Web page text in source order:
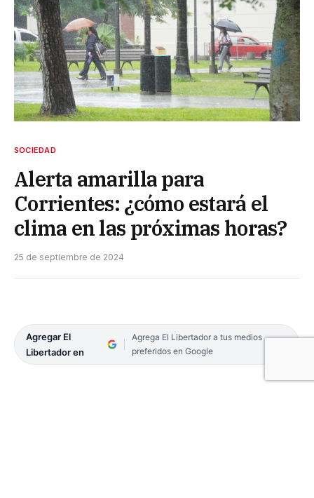
SOCIEDAD
Alerta amarilla para
Corrientes: ¿cómo estará el
clima en las próximas horas?
25 de septiembre de 2024
Agregar El
Libertador en
Agrega El Libertador a tus medios
preferidos en Google